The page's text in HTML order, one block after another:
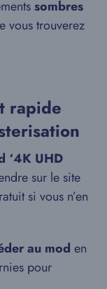
sombres
vous trouverez
rapide
‘4K UHD
sur le site
si vous n’en
au mod en
pour